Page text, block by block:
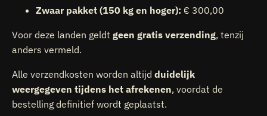
Zwaar pakket (150 kg en hoger): € 300,00
Voor deze landen geldt geen gratis verzending, tenzij
anders vermeld.
Alle verzendkosten worden altijd duidelijk
weergegeven tijdens het afrekenen, voordat de
bestelling definitief wordt geplaatst.